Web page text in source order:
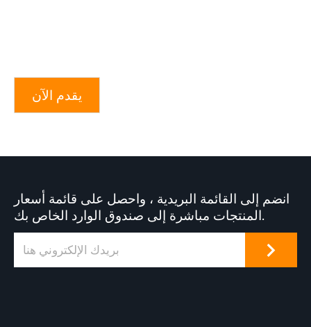
يقدم الآن
انضم إلى القائمة البريدية ، واحصل على قائمة أسعار
المنتجات مباشرة إلى صندوق الوارد الخاص بك.